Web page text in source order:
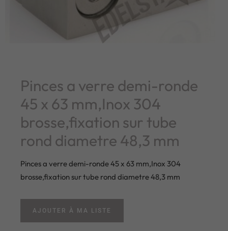
Pinces a verre demi-ronde
45 x 63 mm,Inox 304
brosse,fixation sur tube
rond diametre 48,3 mm
Pinces a verre demi-ronde 45 x 63 mm,Inox 304
brosse,fixation sur tube rond diametre 48,3 mm
AJOUTER À MA LISTE